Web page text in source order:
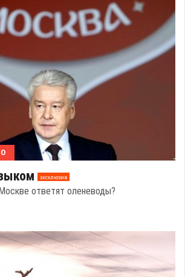
эксклюзив
ответят оленеводы?